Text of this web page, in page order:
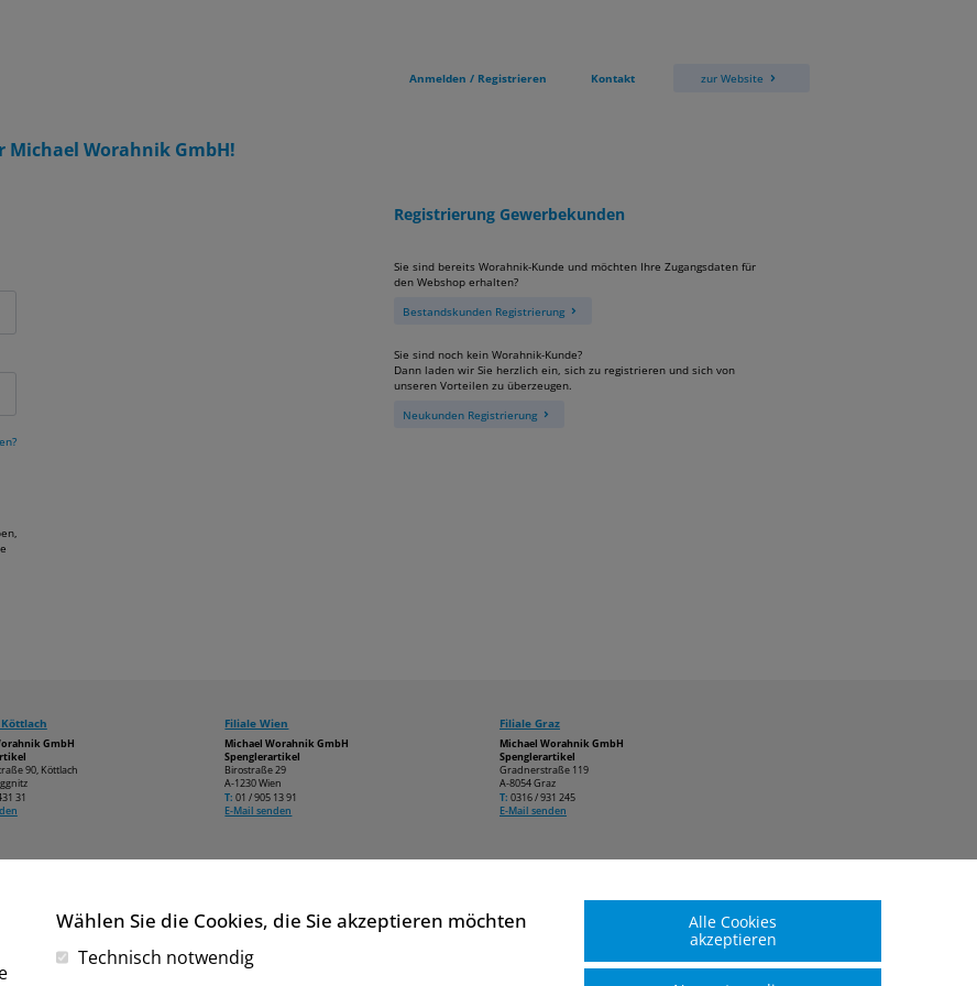
Anmelden / Registrieren Kontakt zur Website
Worahnik GmbH!
Registrierung Gewerbekunden
Sie sind bereits Worahnik-Kunde und möchten Ihre Zugangsdaten für
den Webshop erhalten?
Bestandskunden Registrierung
Sie sind noch kein Worahnik-Kunde?
Dann laden wir Sie herzlich ein, sich zu registrieren und sich von
unseren Vorteilen zu überzeugen.
Neukunden Registrierung
GmbH
90, Köttlach
31
Filiale Wien
Michael Worahnik GmbH
Spenglerartikel
Birostraße 29
A-1230 Wien
T: 01 / 905 13 91
E-Mail senden
Filiale Graz
Michael Worahnik GmbH
Spenglerartikel
Gradnerstraße 119
A-8054 Graz
T: 0316 / 931 245
E-Mail senden
Wählen Sie die Cookies, die Sie akzeptieren möchten
Technisch notwendig
Alle Cookies
akzeptieren